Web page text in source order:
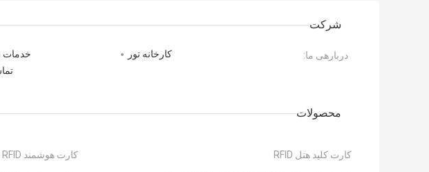
شرکت
دربارهی ما:
کارخانه تور
محصولات
کارت هوشمند RFID کارت کلید هتل RFID